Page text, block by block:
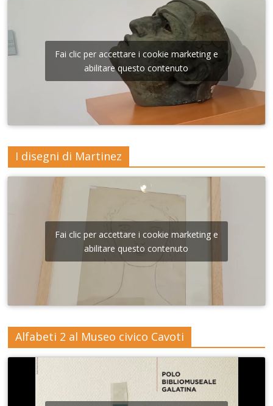
Fai clic per accettare i cookie marketing e
abilitare questo contenuto
I disegni di Martinez
Fai clic per accettare i cookie marketing e
abilitare questo contenuto
Alfabeti 2 al Museo civico Cavoti